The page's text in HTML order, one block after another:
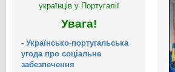
українців у Португалії
Увага!
- Українсько-португальська
угода про соціальне
забезпечення